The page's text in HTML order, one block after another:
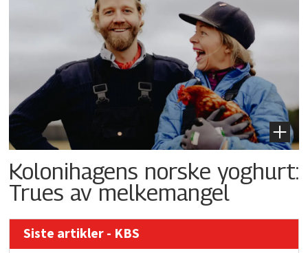
Kolonihagens norske yoghurt:
Trues av melkemangel
Siste artikler - KBS